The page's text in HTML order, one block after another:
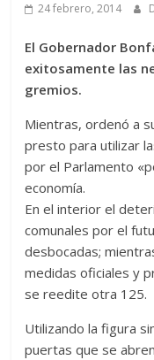
24 febrero, 2014
El Gobernador
exitosamente las
gremios.
Mientras, ordenó a
presto para utilizar
por el Parlamento
economía.
En el interior el
comunales por el
desbocadas;
medidas oficiales y
se reedite otra 125.
Utilizando la figura
puertas que se